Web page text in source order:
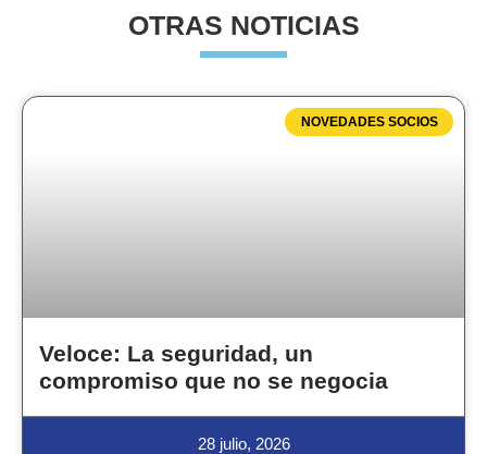
OTRAS NOTICIAS
NOVEDADES SOCIOS
Veloce: La seguridad, un
compromiso que no se negocia
28 julio, 2026